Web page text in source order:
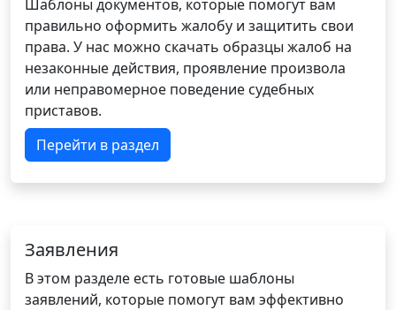
Шаблоны документов, которые помогут вам
правильно оформить жалобу и защитить свои
права. У нас можно скачать образцы жалоб на
незаконные действия, проявление произвола
или неправомерное поведение судебных
приставов.
Перейти в раздел
Заявления
В этом разделе есть готовые шаблоны
заявлений, которые помогут вам эффективно